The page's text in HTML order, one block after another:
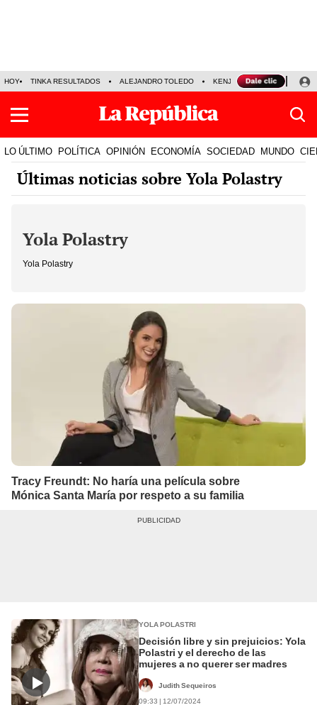
HOY TINKA RESULTADOS ALEJANDRO TOLEDO KENJI FUJIMORI
LO ÚLTIMO POLÍTICA OPINIÓN ECONOMÍA SOCIEDAD MUNDO
Últimas noticias sobre Yola Polastry
Yola Polastry
Yola Polastry
Tracy Freundt: No haría una película sobre
Mónica Santa María por respeto a su familia
YOLA POLASTRI
Decisión libre y sin prejuicios: Yola
Polastri y el derecho de las
mujeres a no querer ser madres
Judith Sequeiros
09:33 | 12/07/2024